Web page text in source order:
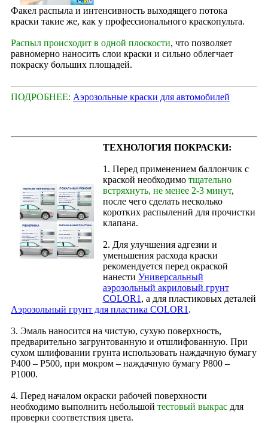
Факел распыла и интенсивность выходящего потока
краски такие же, как у профессионального краскопульта.
Распыл происходит в одной плоскости, что позволяет
равномерно наносить слои краски и сильно облегчает
покраску больших площадей.
ПОДРОБНЕЕ: Аэрозольные краски для автомобилей
ТЕХНОЛОГИЯ ПОКРАСКИ:
1. Перед применением баллончик с
краской необходимо тщательно
встряхнуть, не менее 2-3 минут,
после чего сделать несколько
коротких распылений для прочистки
клапана.
2. Для улучшения адгезии и
уменьшения расхода краски
рекомендуется перед окраской
нанести Универсальный
аэрозольный акриловый грунт
COLOR1 , а для пластиковых деталей
Аэрозольный грунт для пластика COLOR1 .
3. Эмаль наносится на чистую, сухую поверхность,
предварительно загрунтованную и отшлифованную. При
сухом шлифовании грунта использовать наждачную бумагу
Р400 – Р500, при мокром – наждачную бумагу Р800 –
Р1000.
4. Перед началом окраски рабочей поверхности
необходимо выполнить небольшой тестовый выкрас для
проверки соответствия цвета.